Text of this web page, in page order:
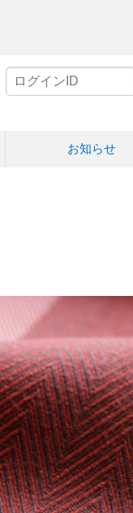
お知らせ